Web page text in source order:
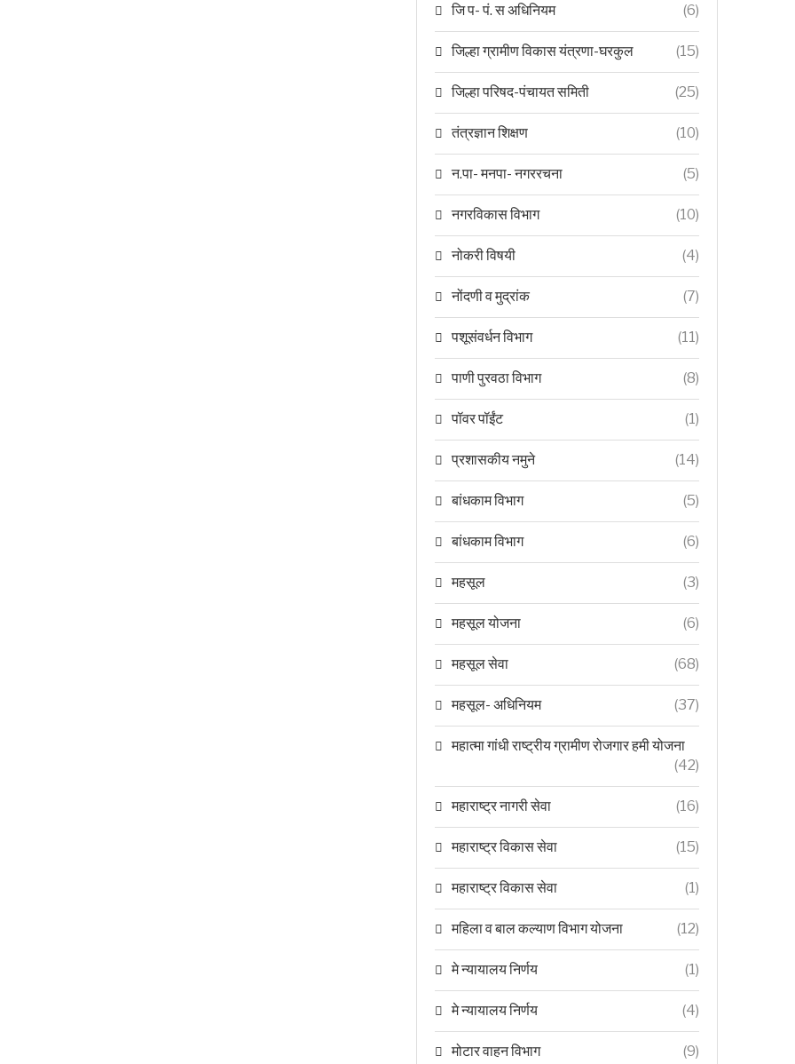
जि प- पं. स अधिनियम (6)
जिल्हा ग्रामीण विकास यंत्रणा-घरकुल (15)
जिल्हा परिषद-पंचायत समिती (25)
तंत्रज्ञान शिक्षण (10)
न.पा- मनपा- नगररचना (5)
नगरविकास विभाग (10)
नोकरी विषयी (4)
नोंदणी व मुद्रांक (7)
पशूसंवर्धन विभाग (11)
पाणी पुरवठा विभाग (8)
पॉवर पॉईंट (1)
प्रशासकीय नमुने (14)
बांधकाम विभाग (5)
बांधकाम विभाग (6)
महसूल (3)
महसूल योजना (6)
महसूल सेवा (68)
महसूल- अधिनियम (37)
महात्मा गांधी राष्ट्रीय ग्रामीण रोजगार हमी योजना
(42)
महाराष्ट्र नागरी सेवा (16)
महाराष्ट्र विकास सेवा (15)
महाराष्ट्र विकास सेवा (1)
महिला व बाल कल्याण विभाग योजना (12)
मे न्यायालय निर्णय (1)
मे न्यायालय निर्णय (4)
मोटार वाहन विभाग (9)